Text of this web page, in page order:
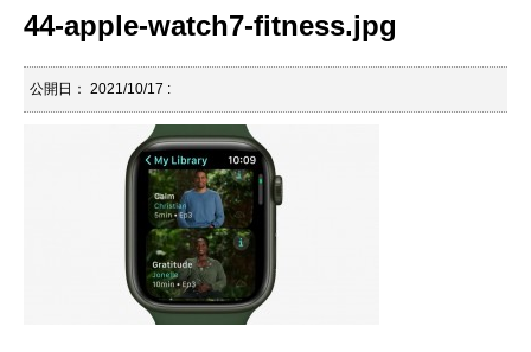
44-apple-watch7-fitness.jpg
公開日： 2021/10/17 :